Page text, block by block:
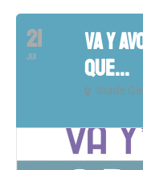
21
JUI
VA Y
QUE...
Stade